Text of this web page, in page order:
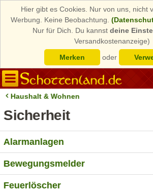
Hier gibt es Cookies. Nur von uns, nicht
Werbung. Keine Beobachtung.
Nur für Dich. Du kannst deine
Versandkostenanzeige)
Merken
oder
Haushalt & Wohnen
Sicherheit
Alarmanlagen
Bewegungsmelder
Feuerlöscher